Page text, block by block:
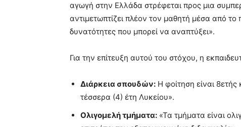
αγωγή στην Ελλάδα στρέφεται προς μια
αντιμετωπτίζει πλέον τον μαθητή μέσα από
δυνατότητες που μπορεί να αναπτύξει».
Για την επίτευξη αυτού του στόχου, η
Διάρκεια σπουδών: Η φοίτηση είναι
τέσσερα (4) έτη Λυκείου».
Ολιγομελή τμήματα: «Τα τμήματα είναι